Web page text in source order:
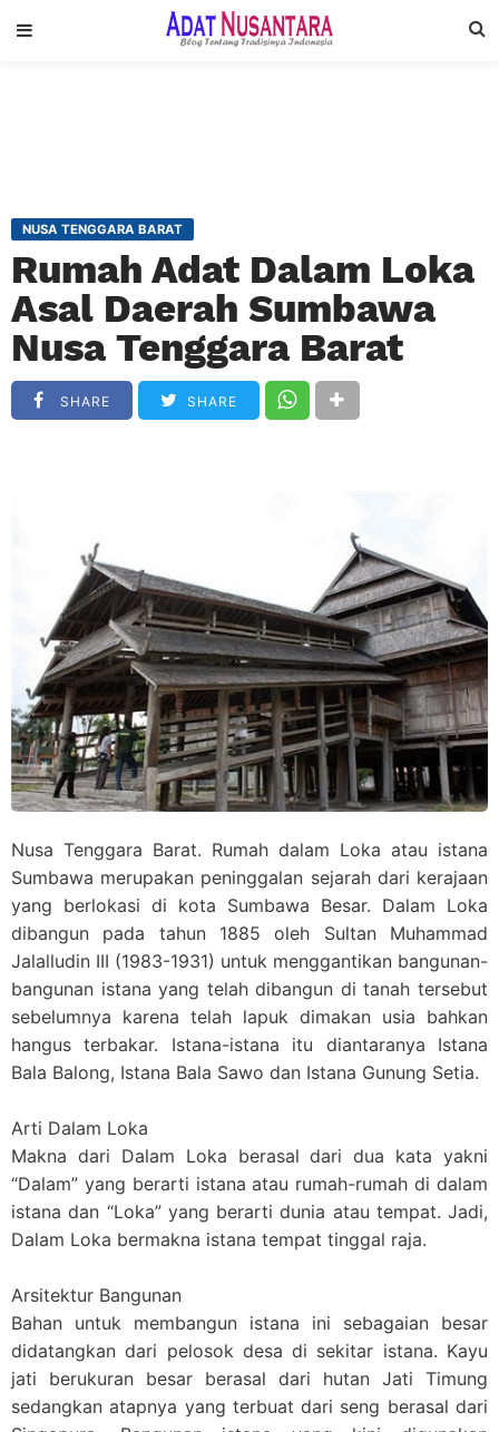
NUSA TENGGARA BARAT
Rumah Adat Dalam Loka
Asal Daerah Sumbawa
Nusa Tenggara Barat
SHARE SHARE
Nusa Tenggara Barat. Rumah dalam Loka atau istana
Sumbawa merupakan peninggalan sejarah dari kerajaan
yang berlokasi di kota Sumbawa Besar. Dalam Loka
dibangun pada tahun 1885 oleh Sultan Muhammad
Jalalludin III (1983-1931) untuk menggantikan bangunan-
bangunan istana yang telah dibangun di tanah tersebut
sebelumnya karena telah lapuk dimakan usia bahkan
hangus terbakar. Istana-istana itu diantaranya Istana
Bala Balong, Istana Bala Sawo dan Istana Gunung Setia.
Arti Dalam Loka
Makna dari Dalam Loka berasal dari dua kata yakni
“Dalam” yang berarti istana atau rumah-rumah di dalam
istana dan “Loka” yang berarti dunia atau tempat. Jadi,
Dalam Loka bermakna istana tempat tinggal raja.
Arsitektur Bangunan
Bahan untuk membangun istana ini sebagaian besar
didatangkan dari pelosok desa di sekitar istana. Kayu
jati berukuran besar berasal dari hutan Jati Timung
sedangkan atapnya yang terbuat dari seng berasal dari